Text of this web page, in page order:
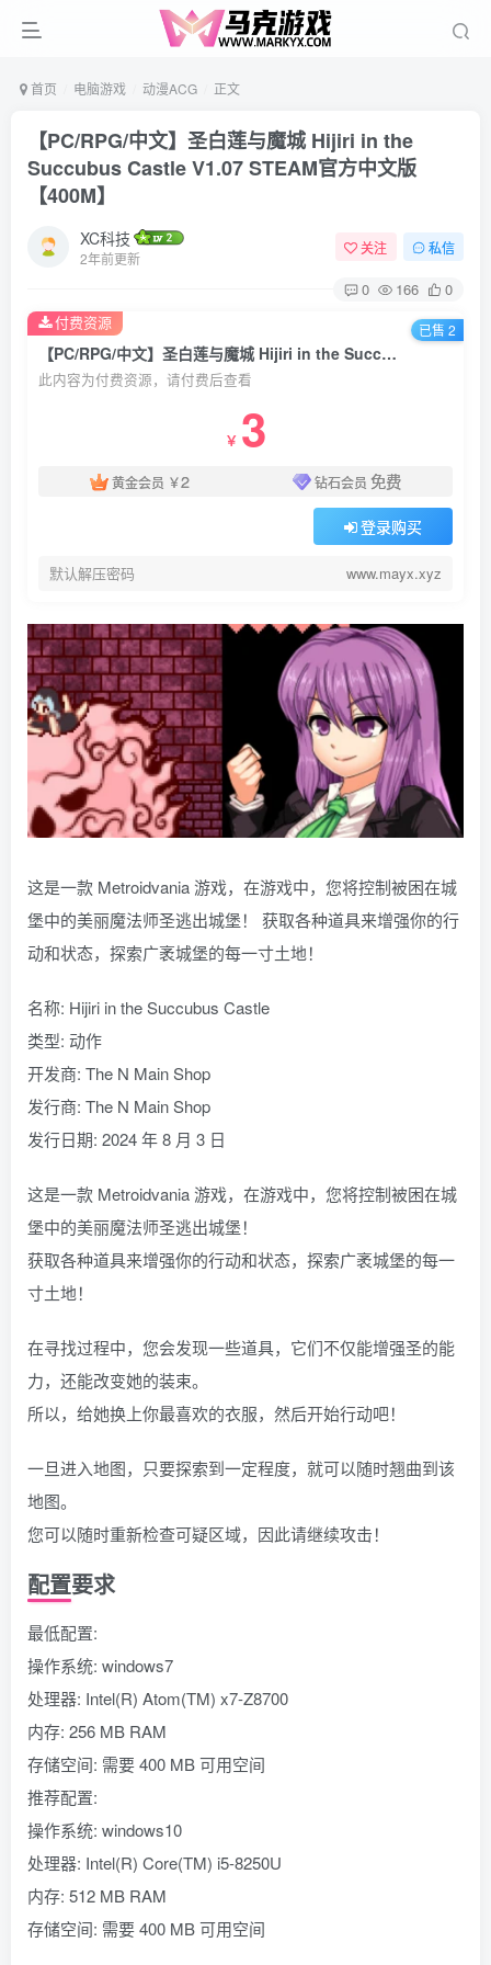
首页 电脑游戏 动漫ACG 正文
【PC/RPG/中文】圣白莲与魔城 Hijiri in the
Succubus Castle V1.07 STEAM官方中文版
【400M】
XC科技
2年前更新
关注 私信
0 166 0
【PC/RPG/中文】圣白莲与魔城 Hijiri in the Succubus Castle V1.07 STEAM官方中文版【400M】
此内容为付费资源，请付费后查看
￥ 3
黄金会员 ￥2 钻石会员 免费
登录购买
默认解压密码 www.mayx.xyz
付费资源 已售 2
这是一款 Metroidvania 游戏，在游戏中，您将控制被困在城
堡中的美丽魔法师圣逃出城堡！ 获取各种道具来增强你的行
动和状态，探索广袤城堡的每一寸土地！
名称: Hijiri in the Succubus Castle
类型: 动作
开发商: The N Main Shop
发行商: The N Main Shop
发行日期: 2024 年 8 月 3 日
这是一款 Metroidvania 游戏，在游戏中，您将控制被困在城
堡中的美丽魔法师圣逃出城堡！
获取各种道具来增强你的行动和状态，探索广袤城堡的每一
寸土地！
在寻找过程中，您会发现一些道具，它们不仅能增强圣的能
力，还能改变她的装束。
所以，给她换上你最喜欢的衣服，然后开始行动吧！
一旦进入地图，只要探索到一定程度，就可以随时翘曲到该
地图。
您可以随时重新检查可疑区域，因此请继续攻击！
配置要求
最低配置:
操作系统: windows7
处理器: Intel(R) Atom(TM) x7-Z8700
内存: 256 MB RAM
存储空间: 需要 400 MB 可用空间
推荐配置:
操作系统: windows10
处理器: Intel(R) Core(TM) i5-8250U
内存: 512 MB RAM
存储空间: 需要 400 MB 可用空间